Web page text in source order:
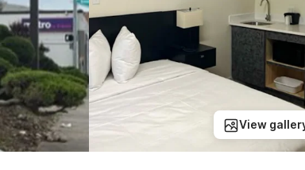
View